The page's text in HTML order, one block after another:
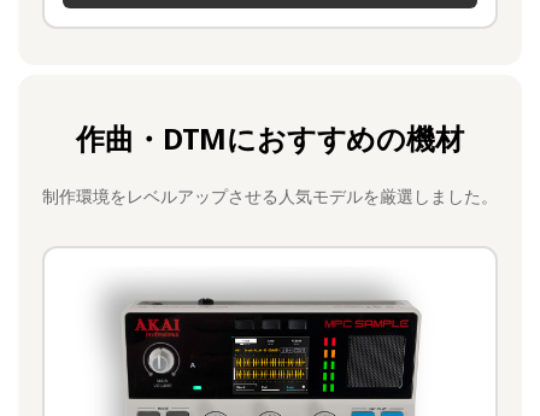
作曲・DTMにおすすめの機材
制作環境をレベルアップさせる人気モデルを厳選しました。